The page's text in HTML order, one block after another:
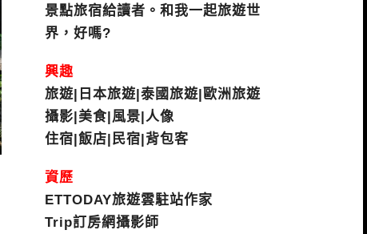
景點旅宿給讀者。和我一起旅遊世
界，好嗎?
興趣
旅遊|日本旅遊|泰國旅遊|歐洲旅遊
攝影|美食|風景|人像
住宿|飯店|民宿|背包客
資歷
ETTODAY旅遊雲駐站作家
Trip訂房網攝影師